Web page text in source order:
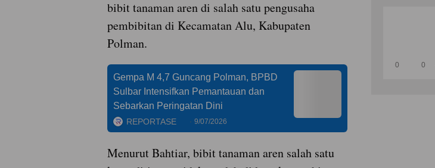
bibit tanaman aren di salah satu pengusaha
pembibitan di Kecamatan Alu, Kabupaten
Polman.
Gempa M 4,7 Guncang Polman, BPBD
Sulbar Intensifkan Pemantauan dan
Sebarkan Peringatan Dini
REPORTASE 9/07/2026
Menurut Bahtiar, bibit tanaman aren salah satu
0 0